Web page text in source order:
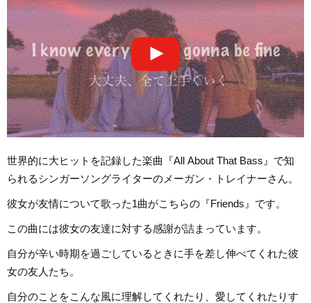
世界的に大ヒットを記録した楽曲『All About That Bass』で知
られるシンガーソングライターのメーガン・トレイナーさん。
彼女が友情について歌った1曲がこちらの『Friends』です。
この曲には彼女の友達に対する感謝が詰まっています。
自分が辛い時期を過ごしているときに手を差し伸べてくれた彼
女の友人たち。
自分のことをこんな風に理解してくれたり、愛してくれたりす